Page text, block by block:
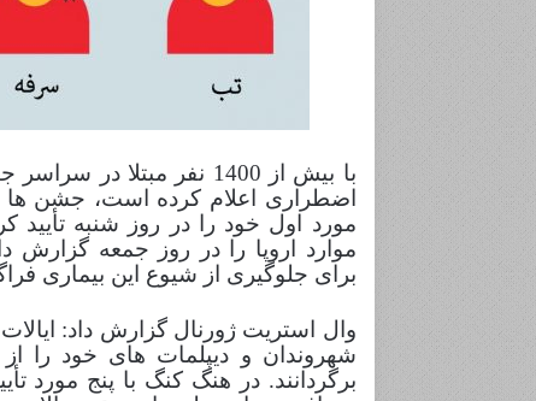
با بیش از 1400 نفر
اضطراری اعلام کرده است، جشن ها
مورد اول خود را در روز شنبه تأیید
موارد اروپا را در روز جمعه
برای جلوگیری از شیوع این بیماری
وال استریت ژورنال گزارش داد:
شهروندان و دیپلمات های خود را
برگردانند. در هنگ کنگ با پنج مورد
ش